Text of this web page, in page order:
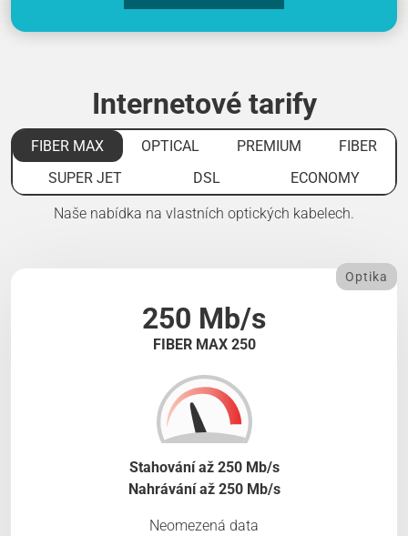
Internetové tarify
FIBER MAX OPTICAL PREMIUM
FIBER
SUPER JET
DSL ECONOMY
Naše nabídka na vlastních optických kabelech.
250 Mb/s
FIBER MAX 250
Optika
Stahování až 250 Mb/s
Nahrávání až 250 Mb/s
Neomezená data